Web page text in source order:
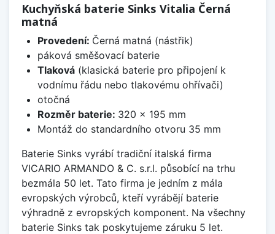
Kuchyňská baterie Sinks Vitalia Černá
matná
Provedení: Černá matná (nástřik)
páková směšovací baterie
Tlaková(klasická baterie pro připojení k
vodnímu řádu nebo tlakovému ohřívači)
otočná
Rozměr baterie: 320 x 195 mm
Montáž do standardního otvoru 35 mm
Baterie Sinks vyrábí tradiční italská firma
VICARIO ARMANDO & C. s.r.l. působící na trhu
bezmála 50 let. Tato firma je jedním z mála
evropských výrobců, kteří vyrábějí baterie
výhradně z evropských komponent. Na všechny
baterie Sinks tak poskytujeme záruku 5 let.